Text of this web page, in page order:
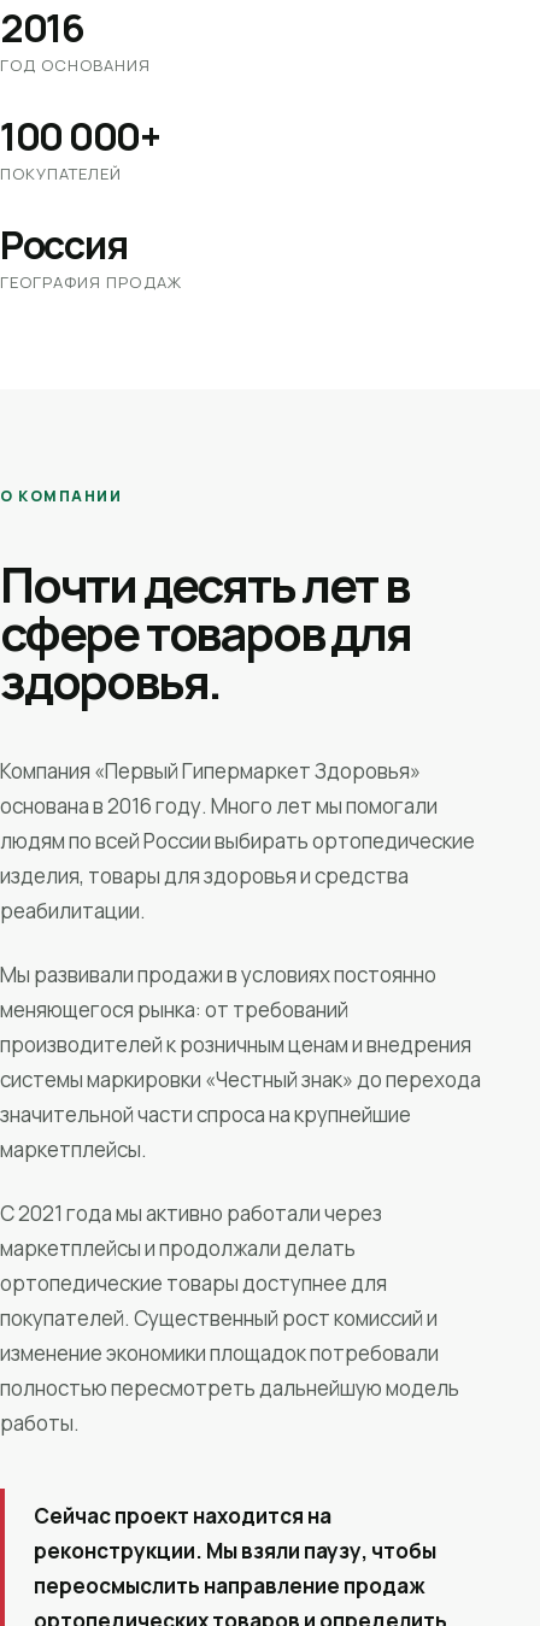
2016
ГОД ОСНОВАНИЯ
100 000+
ПОКУПАТЕЛЕЙ
Россия
ГЕОГРАФИЯ ПРОДАЖ
О КОМПАНИИ
Почти десять лет в
сфере товаров для
здоровья.
Компания «Первый Гипермаркет Здоровья»
основана в 2016 году. Много лет мы помогали
людям по всей России выбирать ортопедические
изделия, товары для здоровья и средства
реабилитации.
Мы развивали продажи в условиях постоянно
меняющегося рынка: от требований
производителей к розничным ценам и внедрения
системы маркировки «Честный знак» до перехода
значительной части спроса на крупнейшие
маркетплейсы.
С 2021 года мы активно работали через
маркетплейсы и продолжали делать
ортопедические товары доступнее для
покупателей. Существенный рост комиссий и
изменение экономики площадок потребовали
полностью пересмотреть дальнейшую модель
работы.
Сейчас проект находится на
реконструкции. Мы взяли паузу, чтобы
переосмыслить направление продаж